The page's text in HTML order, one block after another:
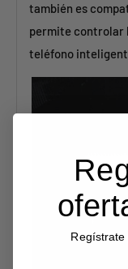
también es
permite controlar
teléfono
Regístrate